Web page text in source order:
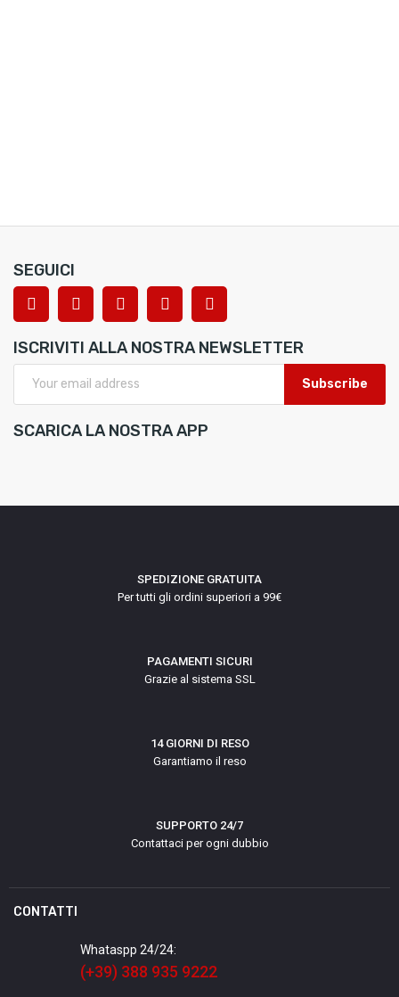
SEGUICI
ISCRIVITI ALLA NOSTRA NEWSLETTER
Subscribe
SCARICA LA NOSTRA APP
SPEDIZIONE GRATUITA
Per tutti gli ordini superiori a 99€
PAGAMENTI SICURI
Grazie al sistema SSL
14 GIORNI DI RESO
Garantiamo il reso
SUPPORTO 24/7
Contattaci per ogni dubbio
CONTATTI
Whataspp 24/24:
(+39) 388 935 9222